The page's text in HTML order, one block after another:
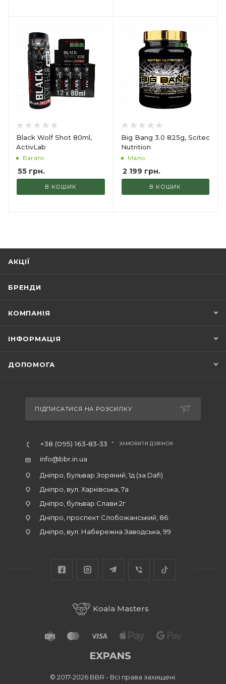
Black Wolf Shot 80ml,
ActivLab
Багато
55 грн.
В КОШИК
Big Bang 3.0 825g, Scitec
Nutrition
Мало
2 199 грн.
В КОШИК
АКЦІЇ
БРЕНДИ
КОМПАНІЯ
ІНФОРМАЦІЯ
ДОПОМОГА
ПІДПИСАТИСЯ НА РОЗСИЛКУ
+38 (095) 163-83-33 ЗАМОВИТИ ДЗВІНОК
info@bbr.in.ua
Дніпро, Бульвар Зоряний, 1д (за Dafi)
Дніпро, вул. Харківська, 7а
Дніпро, бульвар Слави 2г
Дніпро, проспект Слобожанський, 86
Дніпро, вул. Набережна Заводська, 99
Koala Masters
© 2017-2026 BBR - Всі права захищені.